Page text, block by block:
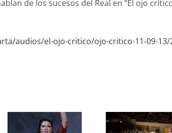
de los sucesos del Real en “El ojo
audios/el-ojo-critico/ojo-critico-11-09-13/